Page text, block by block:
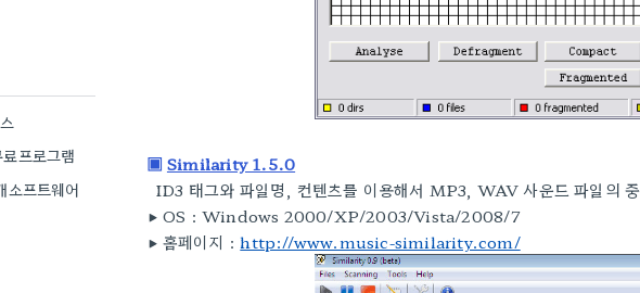
▣ Similarity 1.5.0
ID3 태그와 파일명, 컨텐츠를 이용해서 MP3, WAV 사운드 파일의
▶ OS : Windows 2000/XP/2003/Vista/2008/7
▶ 홈페이지 :http://www.music-similarity.com/
프로그램
소프트웨어